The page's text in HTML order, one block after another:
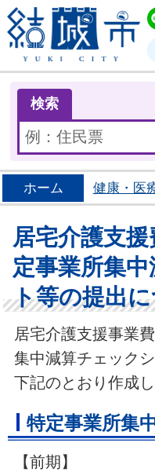
検索
ホーム 健康・医
居宅介護支
定事業所集
ト等の提出
居宅介護支援事業
集中減算チェック
下記のとおり作成
特定事業所集
【前期】